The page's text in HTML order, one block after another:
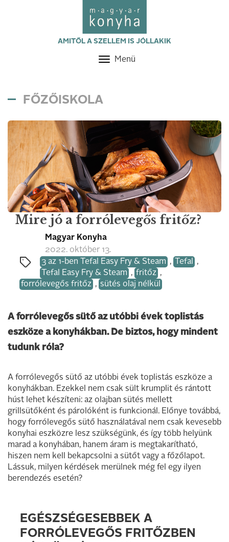
AMITŐL A SZELLEM IS JÓLLAKIK
Toggle
Menü
FŐZŐISKOLA
Mire jó a forrólevegős fritőz?
Magyar Konyha
2022. október 13.
3 az 1-ben Tefal Easy Fry & Steam , Tefal
,
Tefal Easy Fry & Steam , fritőz ,
forrólevegős fritőz , sütés olaj nélkül
A forrólevegős sütő az utóbbi évek toplistás
eszköze a konyhákban. De biztos, hogy mindent
tudunk róla?
A forrólevegős sütő az utóbbi évek toplistás eszköze a
konyhákban. Ezekkel nem csak sült krumplit és rántott
húst lehet készíteni: az olajban sütés mellett
grillsütőként és párolóként is funkcionál. Előnye továbbá,
hogy forrólevegős sütő használatával nem csak kevesebb
konyhai eszközre lesz szükségünk, és így több helyünk
marad a konyhában, hanem áram is megtakarítható,
hiszen nem kell bekapcsolni a sütőt vagy a főzőlapot.
Lássuk, milyen kérdések merülnek még fel egy ilyen
berendezés esetén?
EGÉSZSÉGESEBBEK A
FORRÓLEVEGŐS FRITŐZBEN